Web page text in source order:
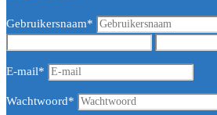
Gebruikersnaam*
E-mail*
Wachtwoord*